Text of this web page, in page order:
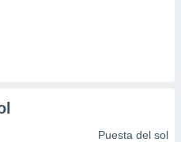
Puesta del sol